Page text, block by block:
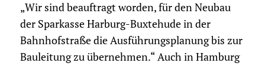
„Wir sind beauftragt worden, für den Neubau
der Sparkasse Harburg-Buxtehude in der
Bahnhofstraße die Ausführungsplanung bis zur
Bauleitung zu übernehmen.“ Auch in Hamburg